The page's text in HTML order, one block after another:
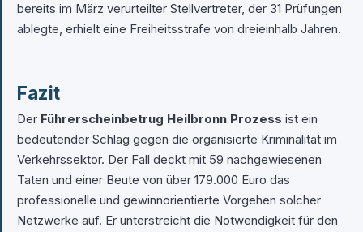
bereits im März verurteilter Stellvertreter, der 31 Prüfungen
ablegte, erhielt eine Freiheitsstrafe von dreieinhalb Jahren.
Fazit
Der Führerscheinbetrug Heilbronn Prozess ist ein
bedeutender Schlag gegen die organisierte Kriminalität im
Verkehrssektor. Der Fall deckt mit 59 nachgewiesenen
Taten und einer Beute von über 179.000 Euro das
professionelle und gewinnorientierte Vorgehen solcher
Netzwerke auf. Er unterstreicht die Notwendigkeit für den